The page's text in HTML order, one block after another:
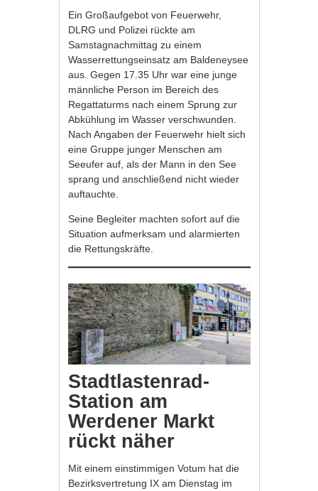
Ein Großaufgebot von Feuerwehr,
DLRG und Polizei rückte am
Samstagnachmittag zu einem
Wasserrettungseinsatz am Baldeneysee
aus. Gegen 17.35 Uhr war eine junge
männliche Person im Bereich des
Regattaturms nach einem Sprung zur
Abkühlung im Wasser verschwunden.
Nach Angaben der Feuerwehr hielt sich
eine Gruppe junger Menschen am
Seeufer auf, als der Mann in den See
sprang und anschließend nicht wieder
auftauchte.
Seine Begleiter machten sofort auf die
Situation aufmerksam und alarmierten
die Rettungskräfte.
Stadtlastenrad-
Station am
Werdener Markt
rückt näher
Mit einem einstimmigen Votum hat die
Bezirksvertretung IX am Dienstag im